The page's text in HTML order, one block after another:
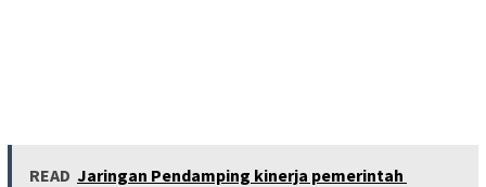
READ Jaringan Pendamping kinerja pemerintah